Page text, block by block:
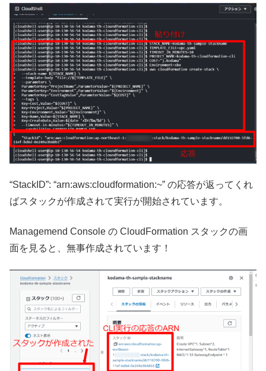
“StackID”: “arn:aws:cloudformation:~” の応答が返ってくれ
ばスタックが作成されて実行が開始されています。
Managemend Console の CloudFormation スタックの画
面を見ると、無事作成されています！